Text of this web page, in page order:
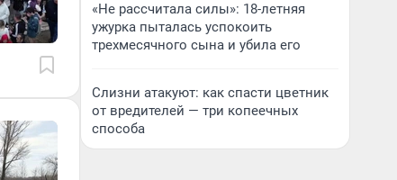
«Не рассчитала силы»: 18-летняя
ужурка пыталась успокоить
трехмесячного сына и убила его
Слизни атакуют: как спасти цветник
от вредителей — три копеечных
способа